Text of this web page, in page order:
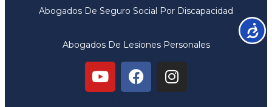
Abogados De Seguro Social Por Discapacidad
Abogados De Lesiones Personales